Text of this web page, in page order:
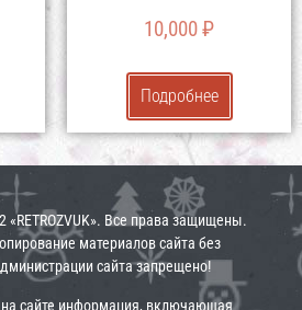
10,000₽
Подробнее
«RETROZVUK». Все права защищены.
материалов сайта без
сайта запрещено!
сайте информация, включающая